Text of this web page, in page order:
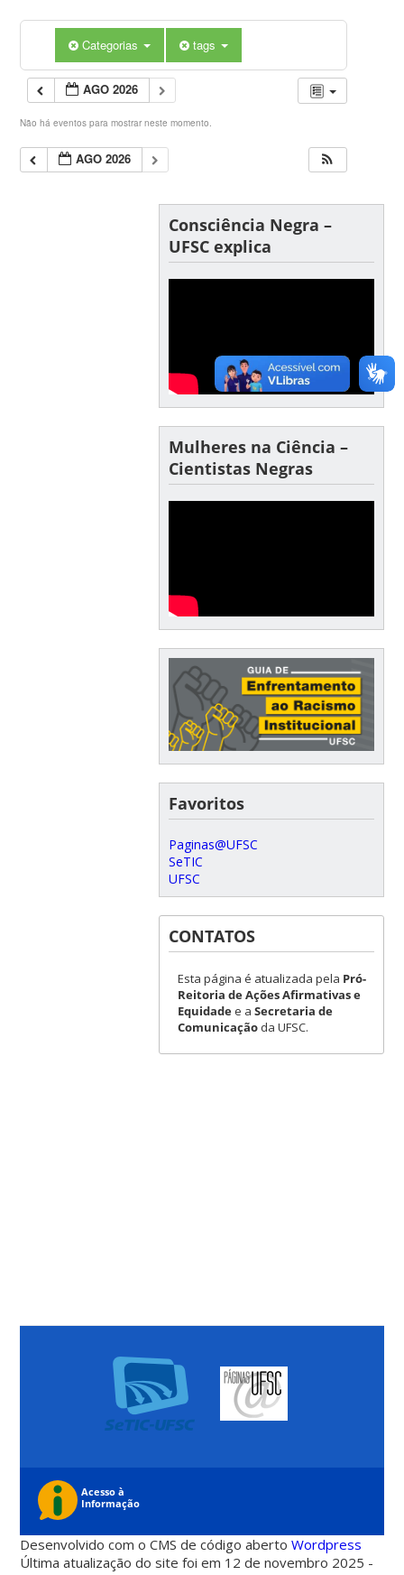
Categorias tags
AGO 2026
Não há eventos para mostrar neste momento.
AGO 2026
Consciência Negra –
UFSC explica
Mulheres na Ciência –
Cientistas Negras
Favoritos
Paginas@UFSC
SeTIC
UFSC
CONTATOS
Esta página é atualizada pela Pró-
Reitoria de Ações Afirmativas e
Equidadee a Secretaria de
Comunicaçãoda UFSC.
Desenvolvido com o CMS de código abertoWordpress
Última atualização do site foi em 12 de novembro 2025 -